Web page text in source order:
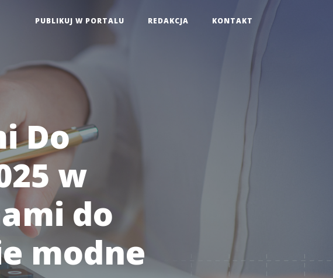
PUBLIKUJ W PORTALU REDAKCJA KONTAKT
Do
w
do
modne